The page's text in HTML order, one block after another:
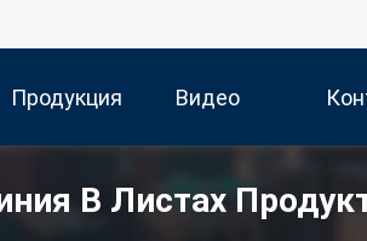
Продукция Видео
В Листах